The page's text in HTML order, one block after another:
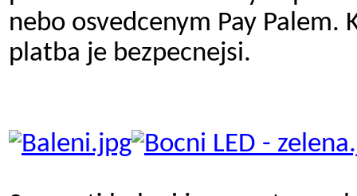
nebo osvedcenym Pay Palem.
platba je bezpecnejsi.